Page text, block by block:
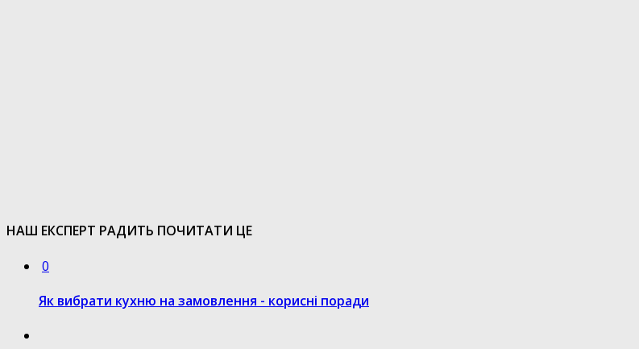
НАШ ЕКСПЕРТ РАДИТЬ ПОЧИТАТИ ЦЕ
0
Як вибрати кухню на замовлення - корисні поради